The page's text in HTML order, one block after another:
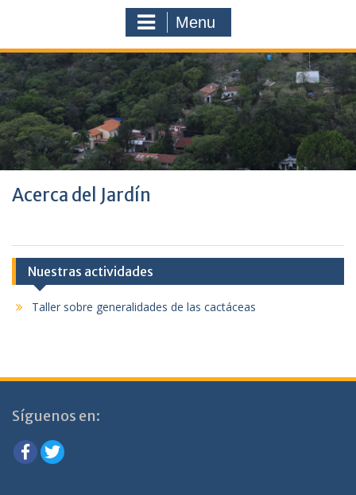
Menu
Acerca del Jardín
Nuestras actividades
Taller sobre generalidades de las cactáceas
Síguenos en: